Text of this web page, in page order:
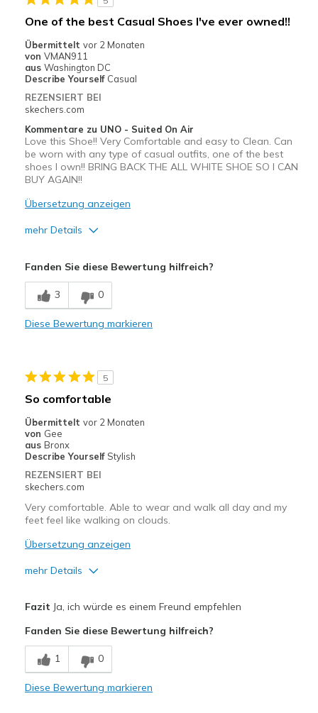
Casual Wear
Travel
Width
Sizing
View On Shoes
Shoes are for Wearing
One of the best Casual Shoes I've ever owned!!
Übermittelt vor 2 Monaten
von VMAN911
aus Washington DC
Describe Yourself Casual
REZENSIERT BEI
skechers.com
Kommentare zu UNO - Suited On Air
Love this Shoe!! Very Comfortable and easy to Clean. Can
be worn with any type of casual outfits, one of the best
shoes I own!! BRING BACK THE ALL WHITE SHOE SO I CAN
BUY AGAIN!!
Übersetzung anzeigen
mehr Details
Comfortable
Durable
Casual Wear
Width
Sizing
Feels true to size
Fanden Sie diese Bewertung hilfreich?
3 0
Diese Bewertung markieren
5
So comfortable
Übermittelt vor 2 Monaten
von Gee
aus Bronx
Describe Yourself Stylish
REZENSIERT BEI
skechers.com
Very comfortable. Able to wear and walk all day and my
feet feel like walking on clouds.
Übersetzung anzeigen
mehr Details
Geeignete Verwendung
Casual Wear
Travel
Fazit Ja, ich würde es einem Freund empfehlen
Fanden Sie diese Bewertung hilfreich?
1 0
Diese Bewertung markieren